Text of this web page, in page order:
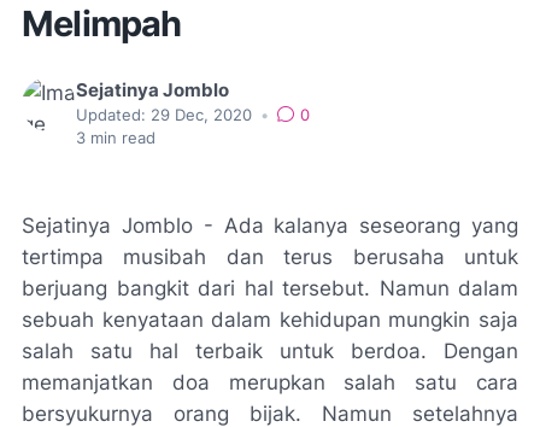
Melimpah
Sejatinya Jomblo
Updated: 29 Dec, 2020 •
0
3 min read
Sejatinya Jomblo - Ada kalanya seseorang yang
tertimpa musibah dan terus berusaha untuk
berjuang bangkit dari hal tersebut. Namun dalam
sebuah kenyataan dalam kehidupan mungkin saja
salah satu hal terbaik untuk berdoa. Dengan
memanjatkan doa merupkan salah satu cara
bersyukurnya orang bijak. Namun setelahnya